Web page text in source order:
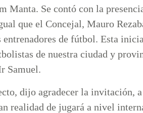
Manta. Se contó con la
que el Concejal, Mauro
de fútbol. Esta
de nuestra ciudad y
Samuel.
dijo agradecer la invitación,
realidad de jugará a nivel